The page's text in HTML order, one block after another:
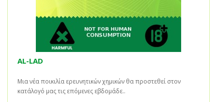
AL-LAD
Μια νέα ποικιλία ερευνητικών χημικών θα προστεθεί στον
κατάλογό μας τις επόμενες εβδομάδε..